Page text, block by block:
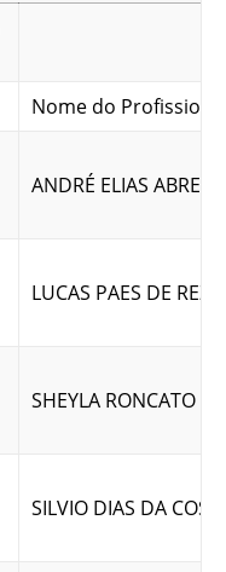
Nome do
ANDRÉ ELIAS ABREU
LUCAS PAES DE
SHEYLA RONCATO
SILVIO DIAS DA